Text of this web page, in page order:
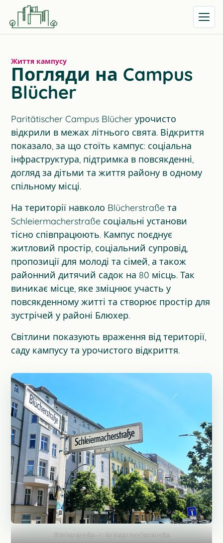
Життя кампусу
Погляди на Campus
Blücher
Paritätischer Campus Blücher урочисто
відкрили в межах літнього свята. Відкриття
показало, за що стоїть кампус: соціальна
інфраструктура, підтримка в повсякденні,
догляд за дітьми та життя району в одному
спільному місці.
На території навколо Blücherstraße та
Schleiermacherstraße соціальні установи
тісно співпрацюють. Кампус поєднує
житловий простір, соціальний супровід,
пропозиції для молоді та сімей, а також
районний дитячий садок на 80 місць. Так
виникає місце, яке зміцнює участь у
повсякденному житті та створює простір для
зустрічей у районі Блюхер.
Світлини показують враження від території,
саду кампусу та урочистого відкриття.
Blücherstraße та Schleiermacherstraße